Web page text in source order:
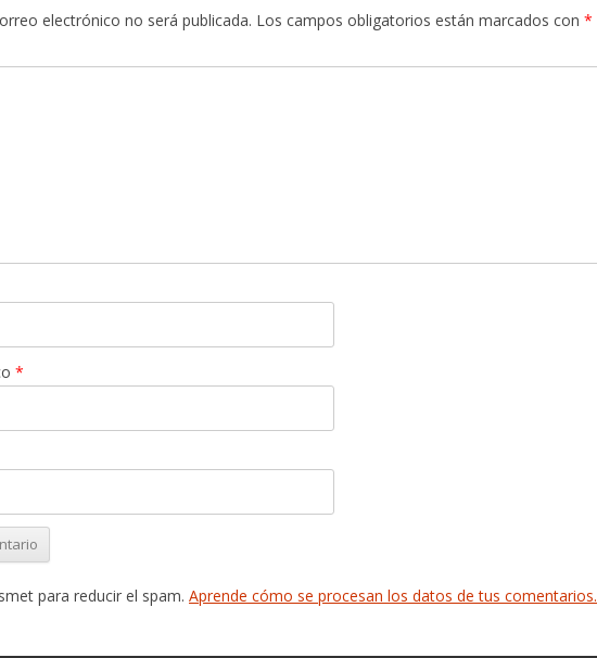
electrónico no será publicada. Los campos obligatorios están marcados con *
*
para reducir el spam. Aprende cómo se procesan los datos de tus comentarios.